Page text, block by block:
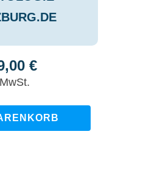
€
€Aktueller
869,00 €.